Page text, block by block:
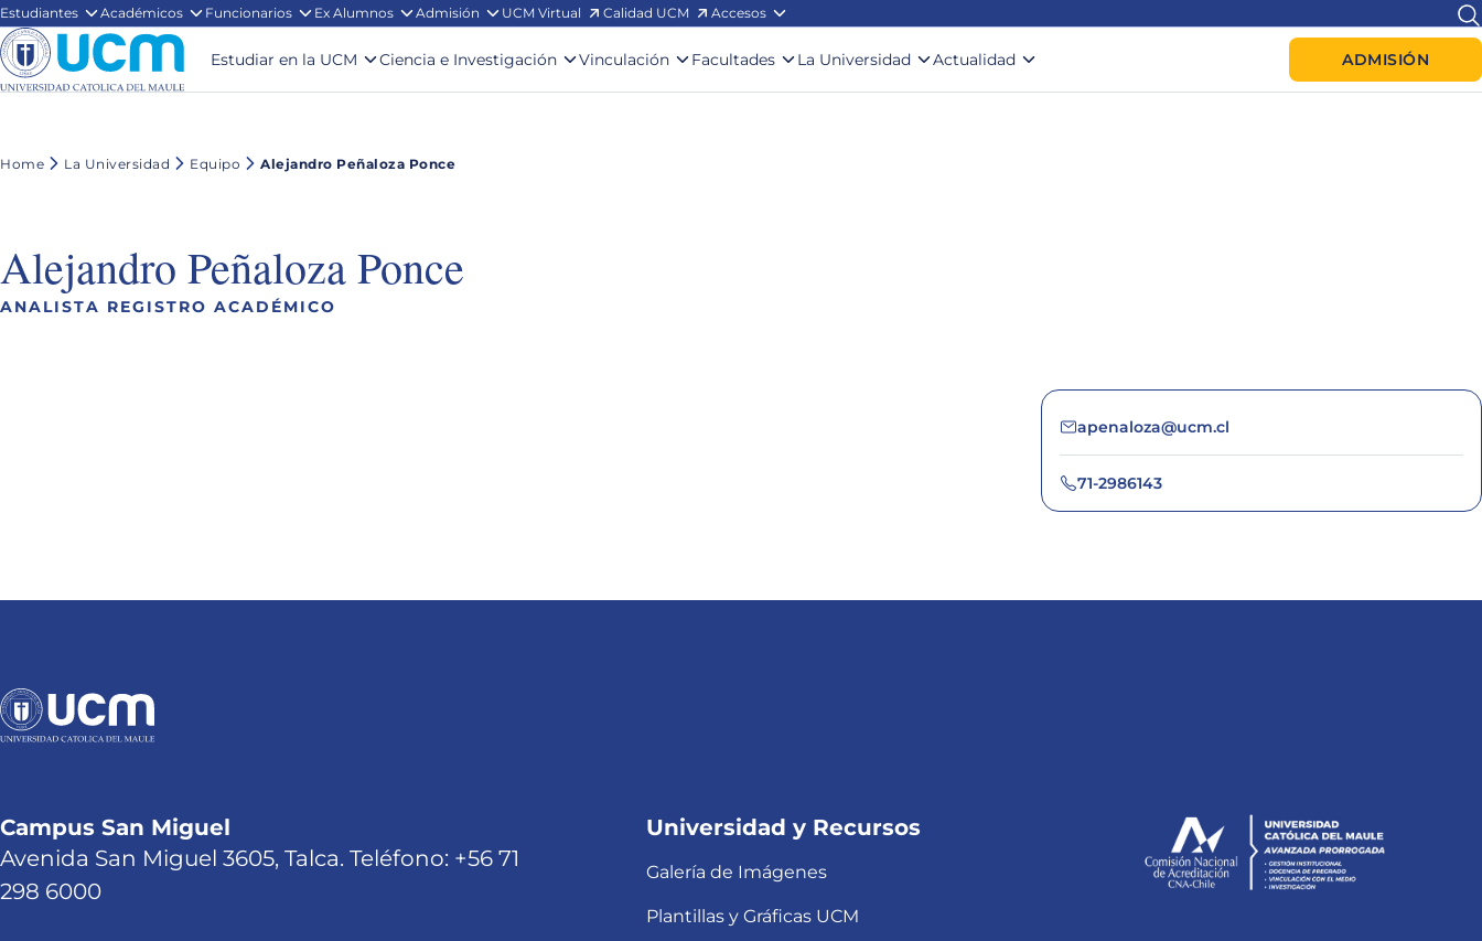
Estudiantes Académicos Funcionarios Ex Alumnos Admisión UCM Virtual Calidad UCM Accesos
Estudiar en la UCM Ciencia e Investigación Vinculación Facultades La Universidad Actualidad ADMISIÓN
Home La Universidad Equipo Alejandro Peñaloza Ponce
Alejandro Peñaloza Ponce
ANALISTA REGISTRO ACADÉMICO
apenaloza@ucm.cl
71-2986143
Campus San Miguel
Avenida San Miguel 3605, Talca. Teléfono: +56 71
298 6000
Universidad y Recursos
Galería de Imágenes
Plantillas y Gráficas UCM